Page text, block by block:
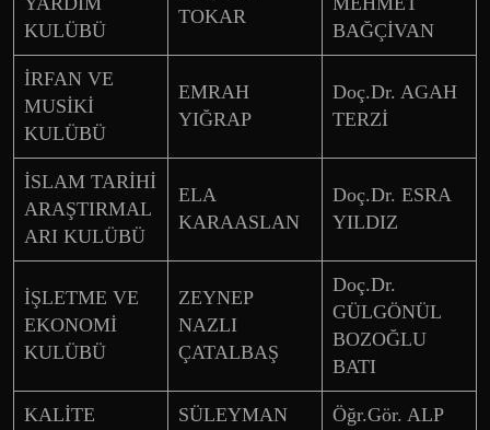
KULÜBÜ
TOKAR
BAĞÇİVAN
İRFAN VE
MUSİKİ
KULÜBÜ
EMRAH
YIĞRAP
Doç.Dr. AGAH
TERZİ
İSLAM TARİHİ
ARAŞTIRMAL
ARI KULÜBÜ
ELA
KARAASLAN
Doç.Dr. ESRA
YILDIZ
İŞLETME VE
EKONOMİ
KULÜBÜ
ZEYNEP
NAZLI
ÇATALBAŞ
Doç.Dr.
GÜLGÖNÜL
BOZOĞLU
BATI
KALİTE
SÜLEYMAN
Öğr.Gör. ALP